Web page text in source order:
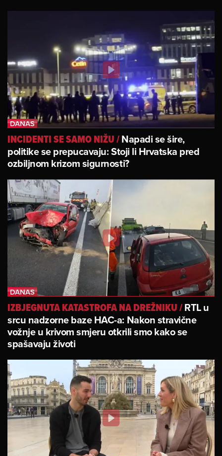
INCIDENTI SE SAMO NIŽU/Napadi se šire,
politike se prepucavaju: Stoji li Hrvatska pred
ozbiljnom krizom sigurnosti?
IZBJEGNUTA KATASTROFA NA DREŽNIKU/RTL u
srcu nadzorne baze HAC-a: Nakon stravične
vožnje u krivom smjeru otkrili smo kako se
spašavaju životi